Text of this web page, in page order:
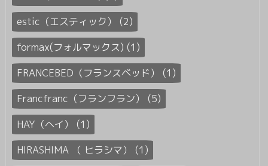
estic（エスティック） (2)
formax(フォルマックス) (1)
FRANCEBED（フランスベッド） (1)
Francfranc（フランフラン） (5)
HAY（ヘイ） (1)
HIRASHIMA （ ヒラシマ） (1)